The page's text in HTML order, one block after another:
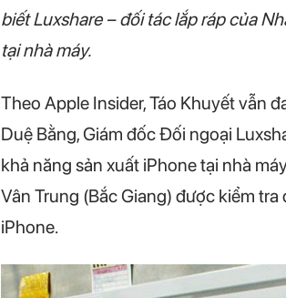
biết Luxshare – đối tác lắp ráp của
tại nhà máy.
Theo Apple Insider, Táo Khuyết vẫn
Duệ Bằng, Giám đốc Đối ngoại
khả năng sản xuất iPhone tại nhà
Vân Trung (Bắc Giang) được kiểm
iPhone.